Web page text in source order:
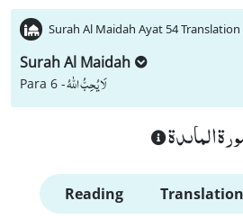
Surah Al Maidah Ayat 54 Translation
Surah Al Maidah
Para 6 -لَا یُحِبُّ اللّٰهُ
الماىدة
Reading Translation